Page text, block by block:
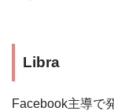
Libra
Facebook主導で